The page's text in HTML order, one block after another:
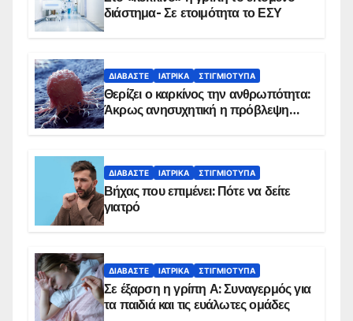
διάστημα- Σε ετοιμότητα το ΕΣΥ
ΔΙΑΒΆΣΤΕ ΙΑΤΡΙΚΆ ΣΤΙΓΜΙΌΤΥΠΑ
Θερίζει ο καρκίνος την ανθρωπότητα:
Άκρως ανησυχητική η πρόβλεψη…
ΔΙΑΒΆΣΤΕ ΙΑΤΡΙΚΆ ΣΤΙΓΜΙΌΤΥΠΑ
Βήχας που επιμένει: Πότε να δείτε
γιατρό
ΔΙΑΒΆΣΤΕ ΙΑΤΡΙΚΆ ΣΤΙΓΜΙΌΤΥΠΑ
Σε έξαρση η γρίπη Α: Συναγερμός για
τα παιδιά και τις ευάλωτες ομάδες